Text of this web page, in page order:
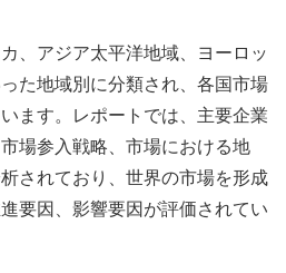
、アジア太平洋地域、ヨーロッ
た地域別に分類され、各国市場
ます。レポートでは、主要企業
場参入戦略、市場における地
されており、世界の市場を形成
要因、影響要因が評価されてい